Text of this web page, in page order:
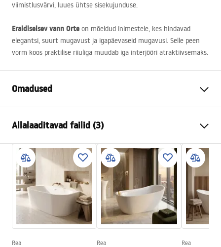
viimistlusvärvi, luues ühtse sisekujunduse.
Eraldiseisev vann Orte on mõeldud inimestele, kes hindavad
elegantsi, suurt mugavust ja igapäevaseid mugavusi. Selle peen
vorm koos praktilise riiuliga muudab iga interjööri atraktiivsemaks.
Omadused
Värv
Materjal
Akrüül
Pikkus
1810
Laius
790 mm
Kõrgus
795 mm
Paigalduskülg
Universaalne
Kork ja sifoon komplektis
Jah
Garantii
Allalaaditavad failid (3)
Manual
Instrukcja_wanien_przy__ciennych.pdf
Turvalisuse teave
WARUNKI_BEZPIECZENSTWA_WANNY.pdf
Rea Rea Rea